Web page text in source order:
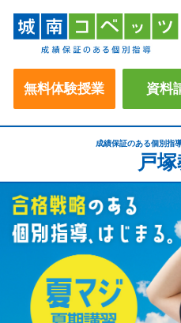
無料体験授業 資料
成績保証のある個別指
戸